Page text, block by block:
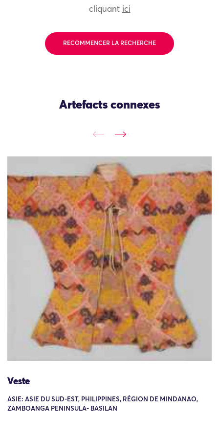
cliquant ici
RECOMMENCER LA RECHERCHE
Artefacts connexes
Veste
ASIE: ASIE DU SUD-EST, PHILIPPINES, RÉGION DE MINDANAO,
ZAMBOANGA PENINSULA- BASILAN